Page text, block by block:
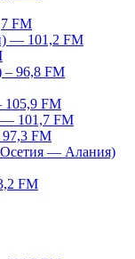
FM
— 101,2 FM
– 96,8 FM
105,9 FM
— 101,7 FM
FM
Осетия — Алания)
FM